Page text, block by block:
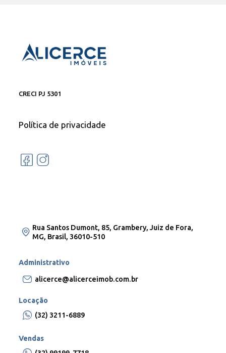
CRECI PJ 5301
Política de privacidade
Rua Santos Dumont, 85, Grambery, Juiz de Fora,
MG, Brasil, 36010-510
Administrativo
alicerce@alicerceimob.com.br
Locação
(32) 3211-6889
Vendas